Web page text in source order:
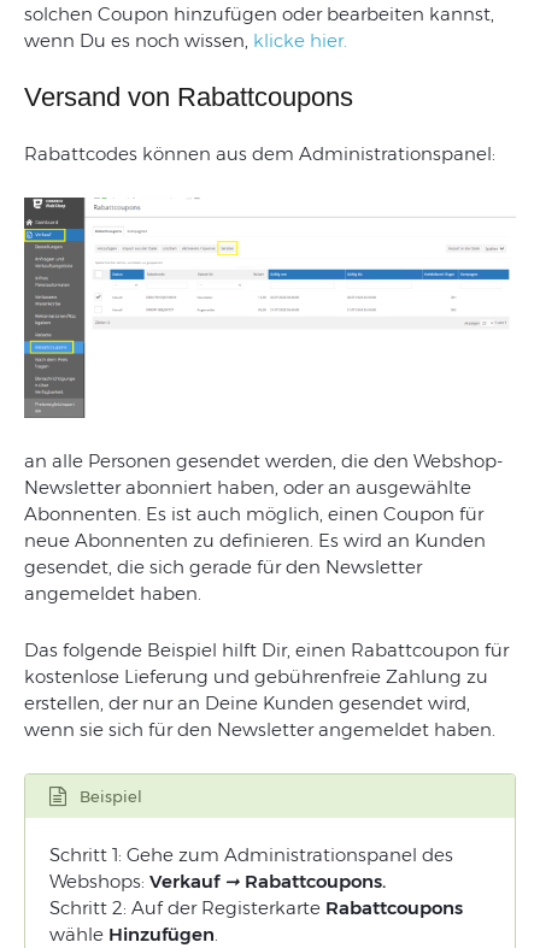
solchen Coupon hinzufügen oder bearbeiten kannst
wenn Du es noch wissen klicke hier.
Versand von Rabattcoupons
Rabattcodes können aus dem Administrationspanel:
an alle Personen gesendet werden, die den Webshop-
Newsletter abonniert haben, oder an ausgewählte
Abonnenten. Es ist auch möglich, einen Coupon für
neue Abonnenten zu definieren. Es wird an Kunden
gesendet, die sich gerade für den Newsletter
angemeldet haben.
Das folgende Beispiel hilft Dir, einen Rabattcoupon für
kostenlose Lieferung und gebührenfreie Zahlung zu
erstellen, der nur an Deine Kunden gesendet wird,
wenn sie sich für den Newsletter angemeldet haben.
Beispiel
Schritt 1: Gehe zum Administrationspanel des
Webshops: Verkauf ➞ Rabattcoupons.
Schritt 2: Auf der Registerkarte Rabattcoupons
wähle Hinzufügen.